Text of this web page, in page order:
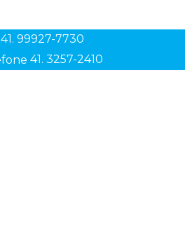
41. 99927-7730
41. 3257-2410